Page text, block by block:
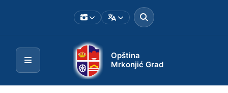
Opština
Mrkonjić Grad